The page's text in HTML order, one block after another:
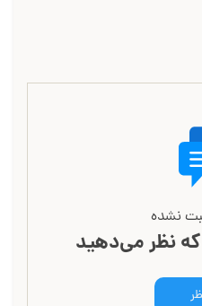
نشده
که نظر می‌دهید